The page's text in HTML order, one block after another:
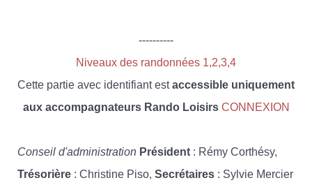
----------
Niveaux des randonnées 1,2,3,4
Cette partie avec identifiant estaccessible uniquement
aux accompagnateurs Rando Loisirs CONNEXION
Conseil d'administration Président : Rémy Corthésy,
Trésorière : Christine Piso, Secrétaires : Sylvie Mercier